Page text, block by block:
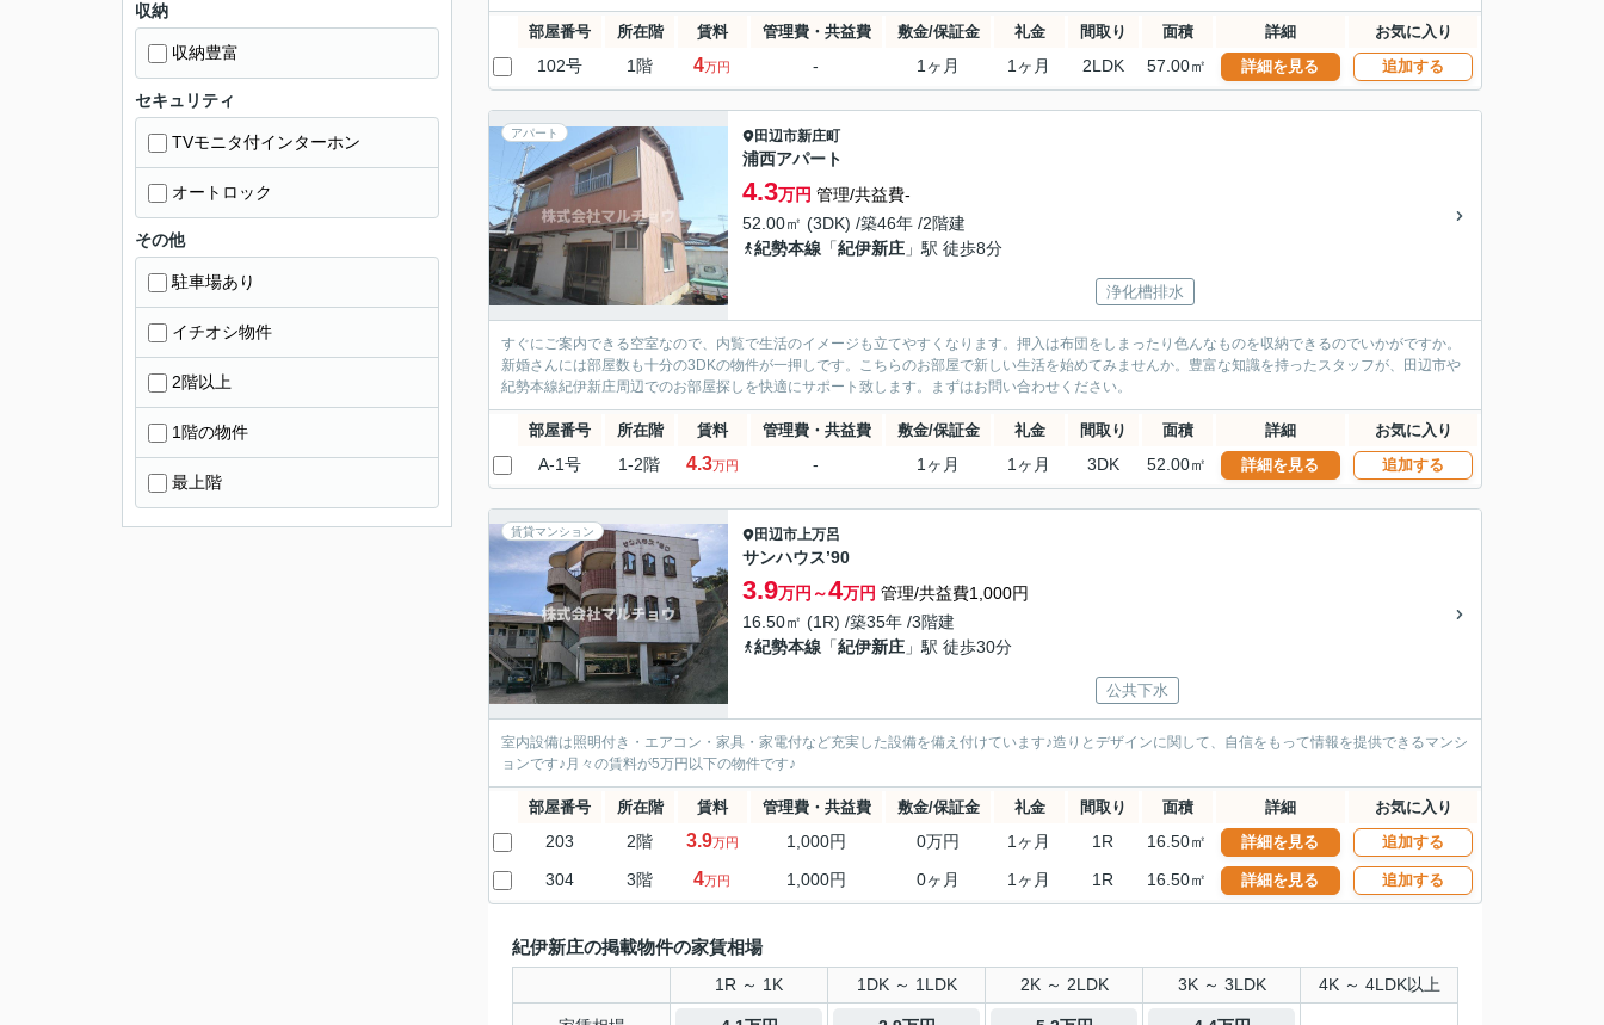
部屋番号 所在階 賃料 管理費・共益費 敷金/保証金 礼金 間取り 面積 詳細 お気に入り
102号 1階 4万円 - 1ヶ月 1ヶ月 2LDK 57.00㎡ 詳細を見る 追加する
アパート 田辺市新庄町
浦西アパート
4.3万円 管理/共益費-
52.00㎡ (3DK) /築46年 /2階建
紀勢本線 「紀伊新庄 」駅 徒歩8分
浄化槽排水
すぐにご案内できる空室なので、内覧で生活のイメージも立てやすくなります。押入は布団をしまったり色んなものを収納できるのでいかがですか。
新婚さんには部屋数も十分の3DKの物件が一押しです。こちらのお部屋で新しい生活を始めてみませんか。豊富な知識を持ったスタッフが、田辺市や
紀勢本線紀伊新庄周辺でのお部屋探しを快適にサポート致します。まずはお問い合わせください。
部屋番号 所在階 賃料 管理費・共益費 敷金/保証金 礼金 間取り 面積 詳細 お気に入り
A-1号 1-2階 4.3万円 - 1ヶ月 1ヶ月 3DK 52.00㎡ 詳細を見る 追加する
賃貸マンション 田辺市上万呂
サンハウス’90
3.9万円～4万円 管理/共益費1,000円
16.50㎡ (1R) /築35年 /3階建
紀勢本線 「紀伊新庄 」駅 徒歩30分
公共下水
室内設備は照明付き・エアコン・家具・家電付など充実した設備を備え付けています♪造りとデザインに関して、自信をもって情報を提供できるマンシ
ョンです♪月々の賃料が5万円以下の物件です♪
部屋番号 所在階 賃料 管理費・共益費 敷金/保証金 礼金 間取り 面積 詳細 お気に入り
203 2階 3.9万円 1,000円 0万円 1ヶ月 1R 16.50㎡ 詳細を見る 追加する
304 3階 4万円 1,000円 0ヶ月 1ヶ月 1R 16.50㎡ 詳細を見る 追加する
紀伊新庄の掲載物件の家賃相場
1R ～ 1K 1DK ～ 1LDK 2K ～ 2LDK 3K ～ 3LDK 4K ～ 4LDK以上
収納
収納豊富
セキュリティ
TVモニタ付インターホン
オートロック
その他
駐車場あり
イチオシ物件
2階以上
1階の物件
最上階